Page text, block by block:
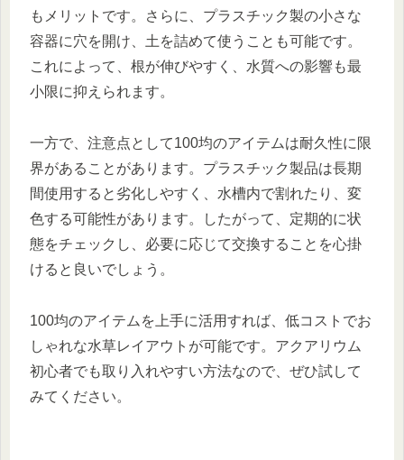
もメリットです。さらに、プラスチック製の小さな
容器に穴を開け、土を詰めて使うことも可能です。
これによって、根が伸びやすく、水質への影響も最
小限に抑えられます。
一方で、注意点として100均のアイテムは耐久性に限
界があることがあります。プラスチック製品は長期
間使用すると劣化しやすく、水槽内で割れたり、変
色する可能性があります。したがって、定期的に状
態をチェックし、必要に応じて交換することを心掛
けると良いでしょう。
100均のアイテムを上手に活用すれば、低コストでお
しゃれな水草レイアウトが可能です。アクアリウム
初心者でも取り入れやすい方法なので、ぜひ試して
みてください。